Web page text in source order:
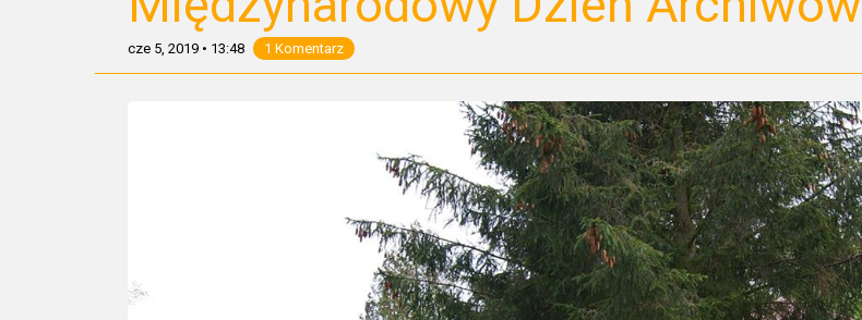
cze 5, 2019 • 13:48 1 Komentarz